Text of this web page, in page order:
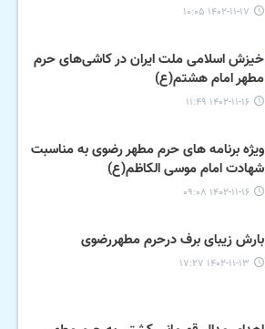
۱۴۰۲-۱۱-۱۷ ۱۰:۰۵
خیزش اسلامی ملت ایران در کاشی‌های حرم
مطهر امام هشتم(ع)
۱۴۰۲-۱۱-۱۶ ۱۱:۴۹
ویژه برنامه های حرم مطهر رضوی به مناسبت
شهادت امام موسی الکاظم(ع)
۱۴۰۲-۱۱-۱۶ ۰۹:۰۸
بارش زیبای برف درحرم مطهررضوی
۱۴۰۲-۱۱-۱۳ ۱۷:۲۷